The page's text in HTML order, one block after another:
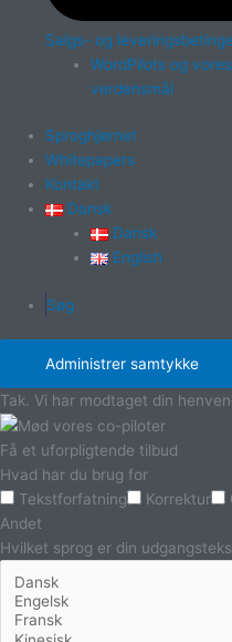
Salgs- og
WordPilots og
verdensmål
Sproghjørnet
Whitepapers
Kontakt
Dansk
Dansk
English
Søg
Administrer samtykke
Tak. Vi har modtaget din
Få et uforpligtende tilbud
Hvad har du brug for
Tekstforfatning
Korrektur
Andet
Hvilket sprog er din